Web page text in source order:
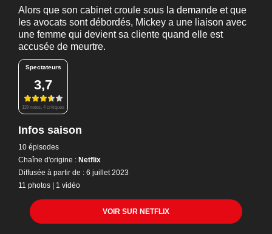
Alors que son cabinet croule sous la demande et que
les avocats sont débordés, Mickey a une liaison avec
une femme qui devient sa cliente quand elle est
accusée de meurtre.
Spectateurs
3,7
119 notes, 4 critiques
Infos saison
10 épisodes
Chaîne d'origine : Netflix
Diffusée à partir de : 6 juillet 2023
11 photos | 1 vidéo
VOIR SUR NETFLIX